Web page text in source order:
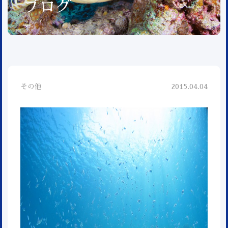
ブログ
その他 2015.04.04